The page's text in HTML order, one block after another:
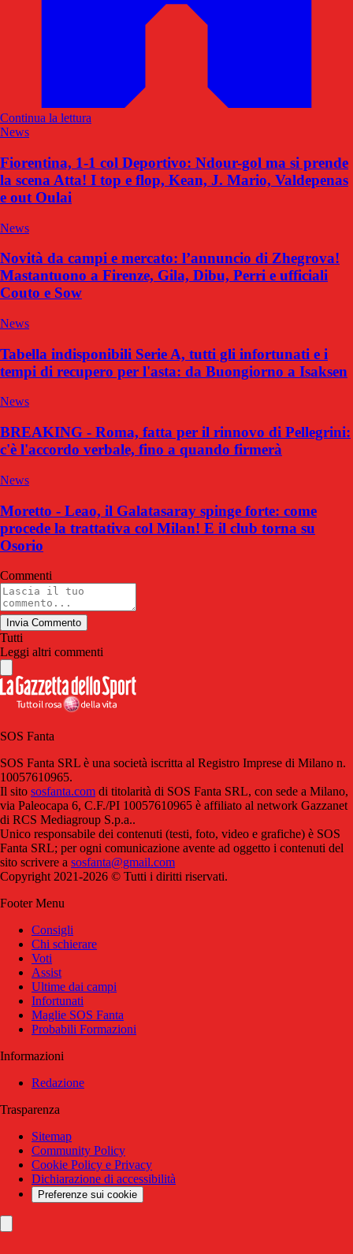
Continua la lettura
News
Fiorentina, 1-1 col Deportivo: Ndour-gol ma si prende
la scena Atta! I top e flop, Kean, J. Mario, Valdepenas
e out Oulai
News
Novità da campi e mercato: l’annuncio di Zhegrova!
Mastantuono a Firenze, Gila, Dibu, Perri e ufficiali
Couto e Sow
News
Tabella indisponibili Serie A, tutti gli infortunati e i
tempi di recupero per l'asta: da Buongiorno a Isaksen
News
BREAKING - Roma, fatta per il rinnovo di Pellegrini:
c'è l'accordo verbale, fino a quando firmerà
News
Moretto - Leao, il Galatasaray spinge forte: come
procede la trattativa col Milan! E il club torna su
Osorio
Commenti
Invia Commento
Tutti
Leggi altri commenti
SOS Fanta
SOS Fanta SRL è una società iscritta al Registro Imprese di Milano n.
10057610965.
Il sito sosfanta.com di titolarità di SOS Fanta SRL, con sede a Milano,
via Paleocapa 6, C.F./PI 10057610965 è affiliato al network Gazzanet
di RCS Mediagroup S.p.a..
Unico responsabile dei contenuti (testi, foto, video e grafiche) è SOS
Fanta SRL; per ogni comunicazione avente ad oggetto i contenuti del
sito scrivere a sosfanta@gmail.com
Copyright 2021-2026 © Tutti i diritti riservati.
Footer Menu
Consigli
Chi schierare
Voti
Assist
Ultime dai campi
Infortunati
Maglie SOS Fanta
Probabili Formazioni
Informazioni
Redazione
Trasparenza
Sitemap
Community Policy
Cookie Policy e Privacy
Dichiarazione di accessibilità
Preferenze sui cookie